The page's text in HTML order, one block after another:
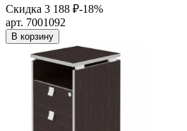
Скидка 3 188 ₽-18%
арт. 7001092
В корзину